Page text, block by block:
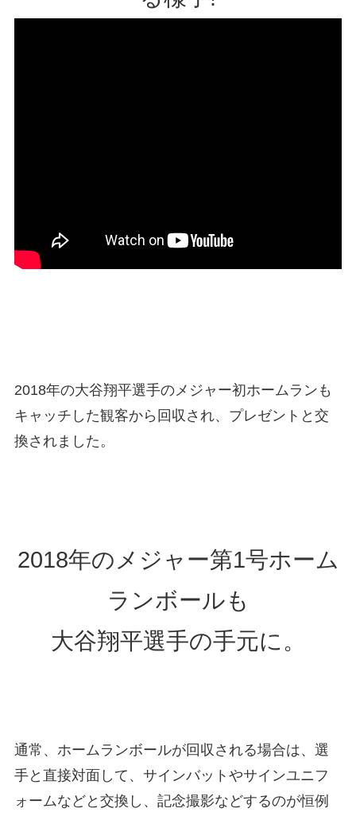
2018年の大谷翔平選手のメジャー初ホームランも
キャッチした観客から回収され、プレゼントと交
換されました。
2018年のメジャー第1号ホーム
ランボールも
大谷翔平選手の手元に。
通常、ホームランボールが回収される場合は、選
手と直接対面して、サインバットやサインユニフ
ォームなどと交換し、記念撮影などするのが恒例